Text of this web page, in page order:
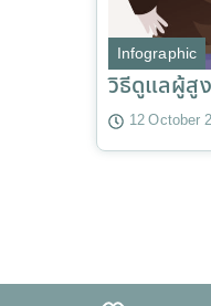
Infographic
วิธีดูแลผู้สู
12 October